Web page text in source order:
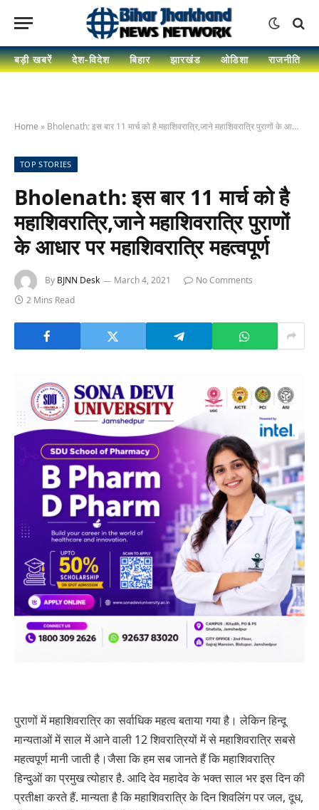
बड़ी खबरें देश-विदेश बिहार झारखंड ओडिशा राजनीति
Home » Bholenath: इस बार 11 मार्च को है महाशिवरात्रि,जाने महाशिवरात्रि पुराणों के आधार पर महाशिवरात्रि महत्वपूर्ण
TOP STORIES
Bholenath: इस बार 11 मार्च को है
महाशिवरात्रि,जाने महाशिवरात्रि पुराणों
के आधार पर महाशिवरात्रि महत्वपूर्ण
By BJNN Desk March 4, 2021
No Comments
2 Mins Read
पुराणों में महाशिवरात्रि का सर्वाधिक महत्‍व बताया गया है। लेकिन हिन्‍दू
मान्‍यताओं में साल में आने वाली 12 शिवरात्रियों में से महाशिवरात्रि सबसे
महत्वपूर्ण मानी जाती है।जैसा कि हम सब जानते हैं कि महाशिवरात्रि
हिन्‍दुओं का प्रमुख त्‍योहार है. आदि देव महादेव के भक्‍त साल भर इस दिन की
प्रतीक्षा करते हैं. मान्‍यता है कि महाशिवरात्रि के दिन शिवलिंग पर जल, दूध,